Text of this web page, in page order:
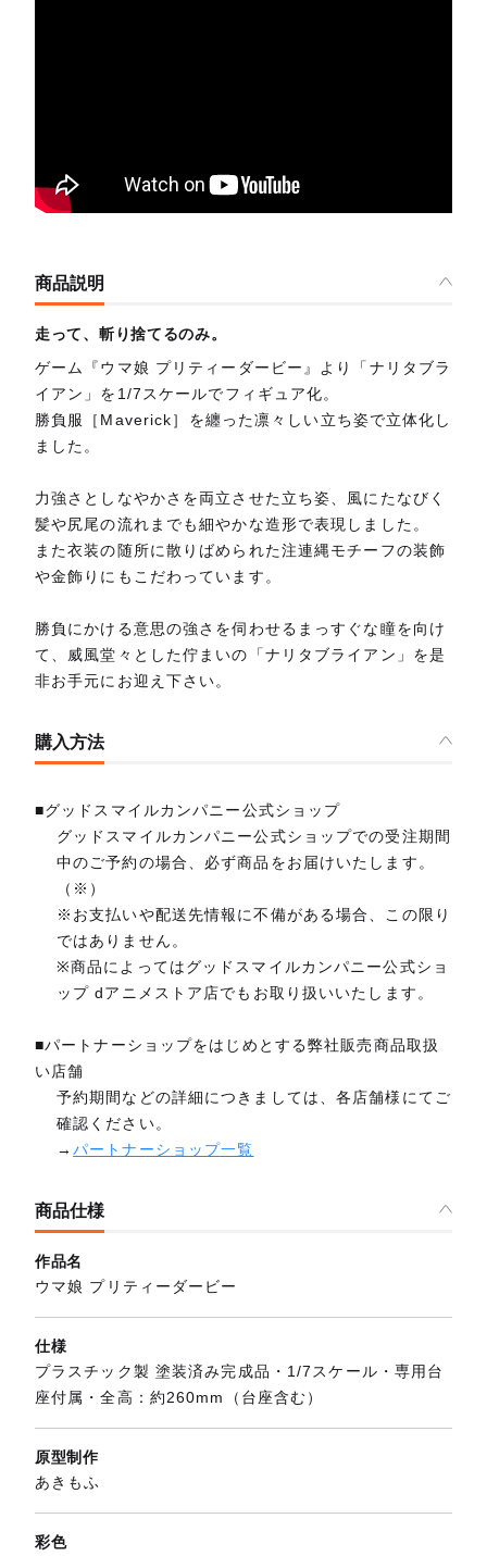
商品説明
走って、斬り捨てるのみ。
ゲーム『ウマ娘 プリティーダービー』より「ナリタブラ
イアン」を1/7スケールでフィギュア化。
勝負服［Maverick］を纏った凛々しい立ち姿で立体化し
ました。
力強さとしなやかさを両立させた立ち姿、風にたなびく
髪や尻尾の流れまでも細やかな造形で表現しました。
また衣装の随所に散りばめられた注連縄モチーフの装飾
や金飾りにもこだわっています。
勝負にかける意思の強さを伺わせるまっすぐな瞳を向け
て、威風堂々とした佇まいの「ナリタブライアン」を是
非お手元にお迎え下さい。
購入方法
■グッドスマイルカンパニー公式ショップ
グッドスマイルカンパニー公式ショップでの受注期間
中のご予約の場合、必ず商品をお届けいたします。
（※）
※お支払いや配送先情報に不備がある場合、この限り
ではありません。
※商品によってはグッドスマイルカンパニー公式ショ
ップ dアニメストア店でもお取り扱いいたします。
■パートナーショップをはじめとする弊社販売商品取扱
い店舗
予約期間などの詳細につきましては、各店舗様にてご
確認ください。
→パートナーショップ一覧
商品仕様
作品名
ウマ娘 プリティーダービー
仕様
プラスチック製 塗装済み完成品・1/7スケール・専用台
座付属・全高：約260mm（台座含む）
原型制作
あきもふ
彩色